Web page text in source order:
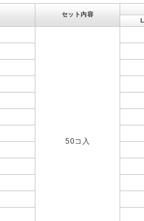
セット内容
L
50コ入